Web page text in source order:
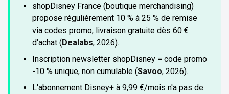
shopDisney France (boutique merchandising)
propose régulièrement 10 % à 25 % de remise
via codes promo, livraison gratuite dès 60 €
d'achat (Dealabs, 2026).
Inscription newsletter shopDisney = code promo
-10 % unique, non cumulable (Savoo, 2026).
L'abonnement Disney+ à 9,99 €/mois n'a pas de